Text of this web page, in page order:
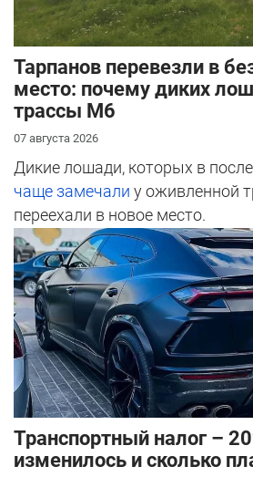
Тарпанов перевезли в
место: почему диких
трассы М6
07 августа 2026
Дикие лошади, которых в
чаще замечали у оживленной
переехали в новое место.
Транспортный налог –
изменилось и сколько